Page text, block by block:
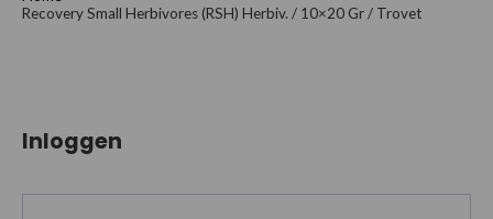
Recovery Small Herbivores (RSH) Herbiv. / 10×20 Gr / Trovet
Inloggen